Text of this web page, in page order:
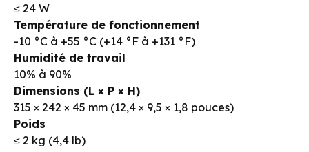
≤ 24 W
Température de fonctionnement
-10 °C à +55 °C (+14 °F à +131 °F)
Humidité de travail
10% à 90%
Dimensions (L × P × H)
315 × 242 × 45 mm (12,4 × 9,5 × 1,8 pouces)
Poids
≤ 2 kg (4,4 lb)